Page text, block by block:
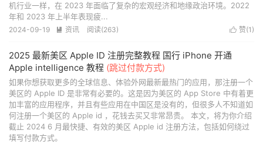
机行业一样，在 2023 年面临了复杂的宏观经济和地缘政治环境。2022
年和 2023 年上半年表现疲...
 赞(1 )
2024-09-19  资讯 阅读(263)
2025 最新美区 Apple ID 注册完整教程 国行 iPhone 开通
Apple intelligence 教程 (跳过付款方式)
如果你想获取更多的全球信息、体验外网最新最热门的应用，那注册一个
美区的 Apple ID 是非常有必要的。这是因为美区的 App Store 中有着更
加丰富的应用程序，并且有些应用在中国区是没有的，但很多人不知道如
何注册一个美区的 Apple id ，花钱去买又非常昂贵。 本文，将为你介绍
截止 2024 6 月最快捷、有效的美区 Apple id 注册方法，包括如何绕过
填写付款方式。